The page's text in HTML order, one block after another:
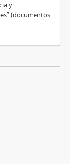
y
(documentos